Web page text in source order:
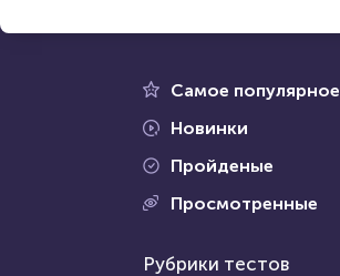
Проходили 721 раз
3 августа 2021
Рубрики тестов
Самое популярное
Новинки
Пройденые
Просмотренные